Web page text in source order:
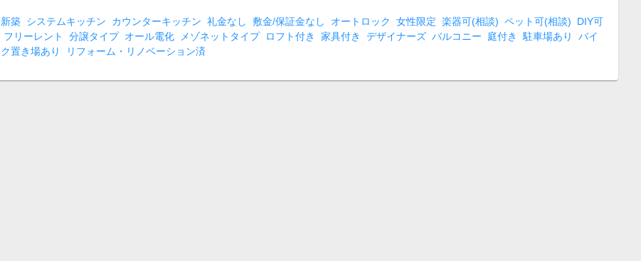
新築 システムキッチン カウンターキッチン 礼金なし 敷金/保証金なし オートロック 女性限定 楽器可(相談) ペット可(相談)
DIY可
フリーレント
分譲タイプ オール電化 メゾネットタイプ ロフト付き 家具付き デザイナーズ バルコニー 庭付き 駐車場あり
バイ
ク置き場あり
リフォーム・リノベーション済